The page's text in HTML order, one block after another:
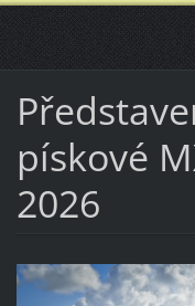
pískové
2026